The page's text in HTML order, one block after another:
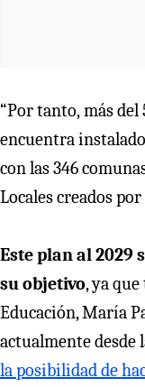
“Por tanto, más
encuentra
con las 346
Locales creados
Este plan al 2029
su objetivo, ya
Educación, María
actualmente desde
la posibilidad de